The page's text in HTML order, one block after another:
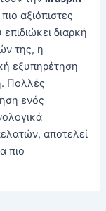
αξιόπιστες
διαρκή
της, η
εξυπηρέτηση
Πολλές
ενός
αποτελεί
πιο